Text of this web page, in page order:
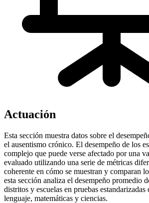
Actuación
Esta sección muestra datos sobre el
el ausentismo crónico. El desempeño de los
complejo que puede verse afectado por una
evaluado utilizando una serie de métricas
coherente en cómo se muestran y comparan
esta sección analiza el desempeño promedio
distritos y escuelas en pruebas estandarizadas
lenguaje, matemáticas y ciencias.